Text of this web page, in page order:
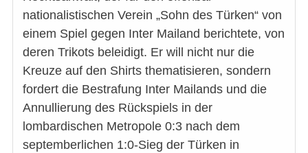
nationalistischen Verein „Sohn des Türken“ von
einem Spiel gegen Inter Mailand berichtete, von
deren Trikots beleidigt. Er will nicht nur die
Kreuze auf den Shirts thematisieren, sondern
fordert die Bestrafung Inter Mailands und die
Annullierung des Rückspiels in der
lombardischen Metropole 0:3 nach dem
septemberlichen 1:0-Sieg der Türken in